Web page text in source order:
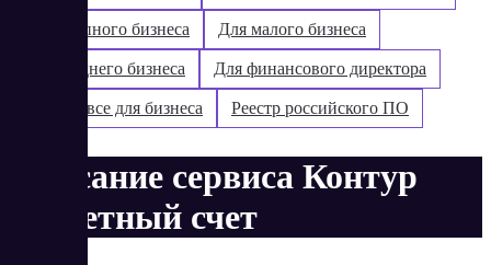
Для крупного бизнеса Для малого бизнеса
Для среднего бизнеса Для финансового директора
Контур: все для бизнеса Реестр российского ПО
Описание сервиса Контур
Расчетный счет